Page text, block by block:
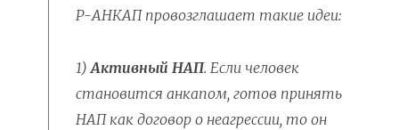
Р-АНКАП провозглашает такие идеи:
1)Активный НАП. Если человек
становится анкапом, готов принять
НАП как договор о неагрессии, то он